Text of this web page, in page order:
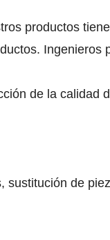
productos
de la calidad
sustitución de